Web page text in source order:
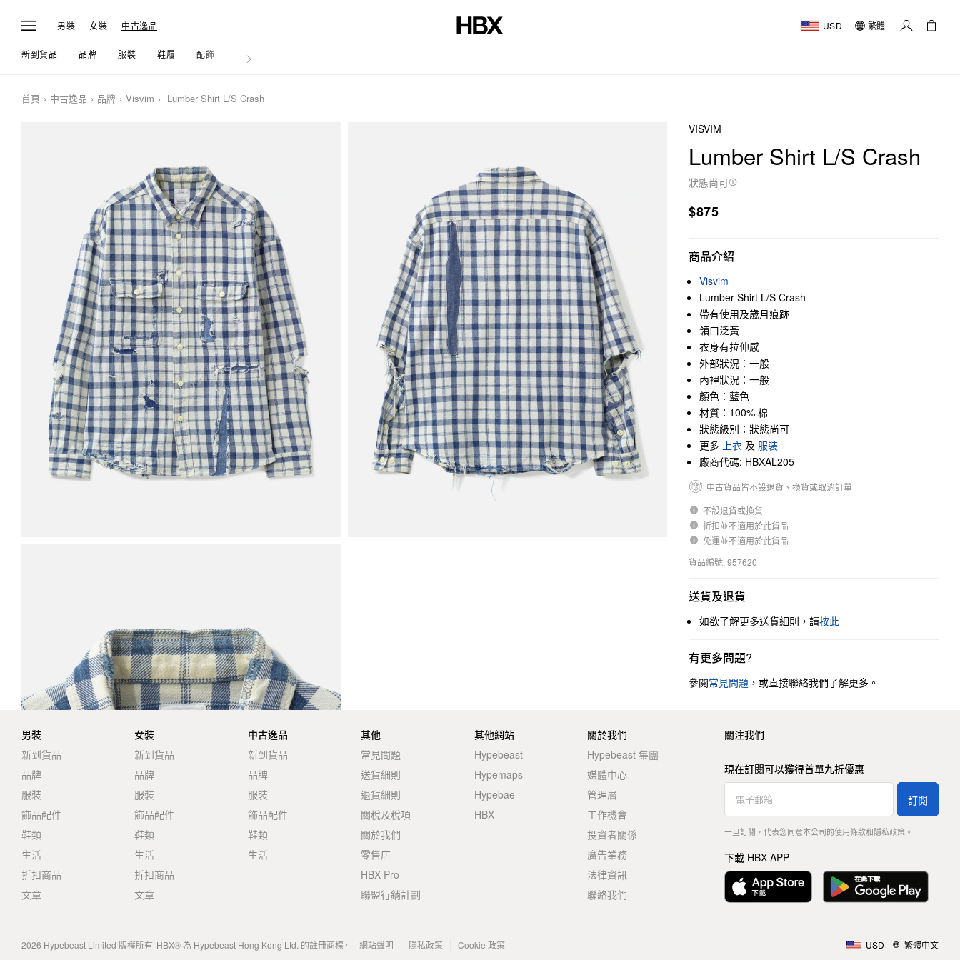
男裝 女裝 中古逸品 USD 繁體
新到貨品 品牌 服裝 鞋履 配飾 生活
首頁 中古逸品 品牌 Visvim Lumber Shirt L/S Crash
VISVIM
Lumber Shirt L/S Crash
狀態尚可
$875
商品介紹
Visvim
Lumber Shirt L/S Crash
帶有使用及歲月痕跡
領口泛黃
衣身有拉伸感
外部狀況：一般
內裡狀況：一般
顏色：藍色
材質：100% 棉
狀態級別：狀態尚可
更多 上衣 及 服裝
廠商代碼: HBXAL205
中古貨品皆不設退貨、換貨或取消訂單
不設退貨或換貨
折扣並不適用於此貨品
免運並不適用於此貨品
貨品編號: 957620
送貨及退貨
如欲了解更多送貨細則，請按此
有更多問題?
參閱常見問題 ，或直接聯絡我們了解更多。
男裝
新到貨品
品牌
服裝
飾品配件
鞋類
生活
折扣商品
文章
女裝
新到貨品
品牌
服裝
飾品配件
鞋類
生活
折扣商品
文章
中古逸品
新到貨品
品牌
服裝
飾品配件
鞋類
生活
其他
常見問題
送貨細則
退貨細則
關稅及稅項
關於我們
零售店
HBX Pro
聯盟行銷計劃
其他網站
Hypebeast
Hypemaps
Hypebae
HBX
關於我們
Hypebeast 集團
媒體中心
管理層
工作機會
投資者關係
廣告業務
法律資訊
聯絡我們
關注我們
現在訂閱可以獲得首單九折優惠
訂閱
一旦訂閱，代表您同意本公司的使用條款和隱私政策。
下載 HBX APP
2026 Hypebeast Limited 版權所有 HBX® 為 Hypebeast Hong Kong Ltd. 的註冊商標。 網站聲明 隱私政策 Cookie 政策 USD 繁體中文